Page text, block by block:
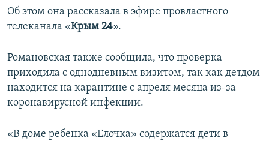
Об этом она рассказала в эфире провластного
телеканала «Крым 24».
Романовская также сообщила, что проверка
приходила с однодневным визитом, так как детдом
находится на карантине с апреля месяца из-за
коронавирусной инфекции.
«В доме ребенка «Елочка» содержатся дети в